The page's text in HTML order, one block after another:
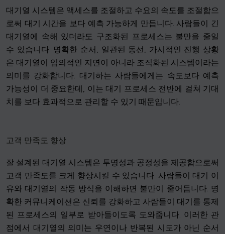
대기열 시스템은 액세스를 조절하고 수요의 속도를 조절함으
로써 대기 시간을 보다 예측 가능하게 만듭니다. 사람들이 긴
대기열에 속해 있더라도 구조화된 프로세스는 불만을 줄일
수 있습니다. 명확한 순서, 일관된 동선, 가시적인 진행 상황
은 대기열이 임의적인 지연이 아니라 조직화된 시스템이라는
의미를 강화합니다. 대기하는 사람들에게는 속도보다 예측
가능성이 더 중요한데, 이는 대기 프로세스 전반에 걸쳐 기대
치를 보다 효과적으로 관리할 수 있기 때문입니다.
고객 만족도 향상
잘 설계된 대기열 시스템은 투명성과 공정성을 제공함으로써
고객 만족도를 크게 향상시킬 수 있습니다. 사람들이 대기 이
유와 대기열의 작동 방식을 이해하면 불만이 줄어듭니다. 명
확한 커뮤니케이션은 신뢰를 강화하고 사람들이 대기를 통제
된 프로세스의 일부로 받아들이도록 도와줍니다. 이러한 관
점에서 대기열의 의미는 우연이나 반복된 시도가 아닌 순서